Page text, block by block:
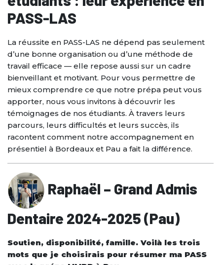
Mise à niveau PASS
oraux orthophonie
Résultats 2022-2023
Résultats 2021-2022
Résultats 2020-2021
ESPACE ETUDIANT
NOS BROCHURES
LES TARIFS
CONTACT
PRÉINSCRIPTION
PASS-LAS
La réussite en PASS-LAS ne dépend pas seulement
d’une bonne organisation ou d’une méthode de
travail efficace — elle repose aussi sur un cadre
bienveillant et motivant. Pour vous permettre de
mieux comprendre ce que notre prépa peut vous
apporter, nous vous invitons à découvrir les
témoignages de nos étudiants. À travers leurs
parcours, leurs difficultés et leurs succès, ils
racontent comment notre accompagnement en
présentiel à Bordeaux et Pau a fait la différence.
Raphaël – Grand Admis
Dentaire 2024-2025 (Pau)
Soutien, disponibilité, famille. Voilà les trois
mots que je choisirais pour résumer ma PASS